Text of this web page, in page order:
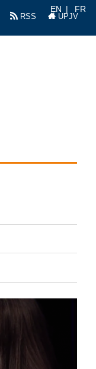
RSS UPJV
EN FR